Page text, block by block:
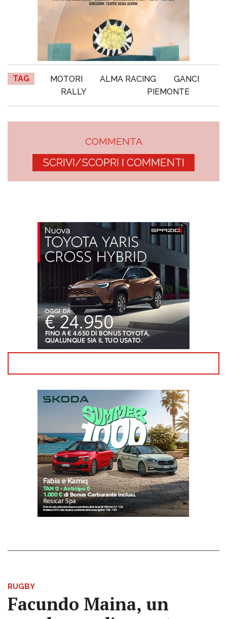
TAG MOTORI ALMA RACING
GANCI
RALLY
PIEMONTE
COMMENTA
SCRIVI/SCOPRI I COMMENTI
RUGBY
Facundo Maina, un